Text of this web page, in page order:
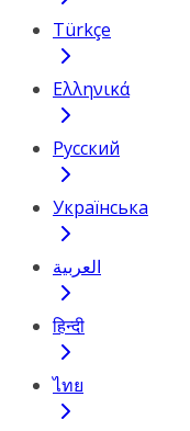
Türkçe
Ελληνικά
Русский
Українська
العربية
हिन्दी
ไทย